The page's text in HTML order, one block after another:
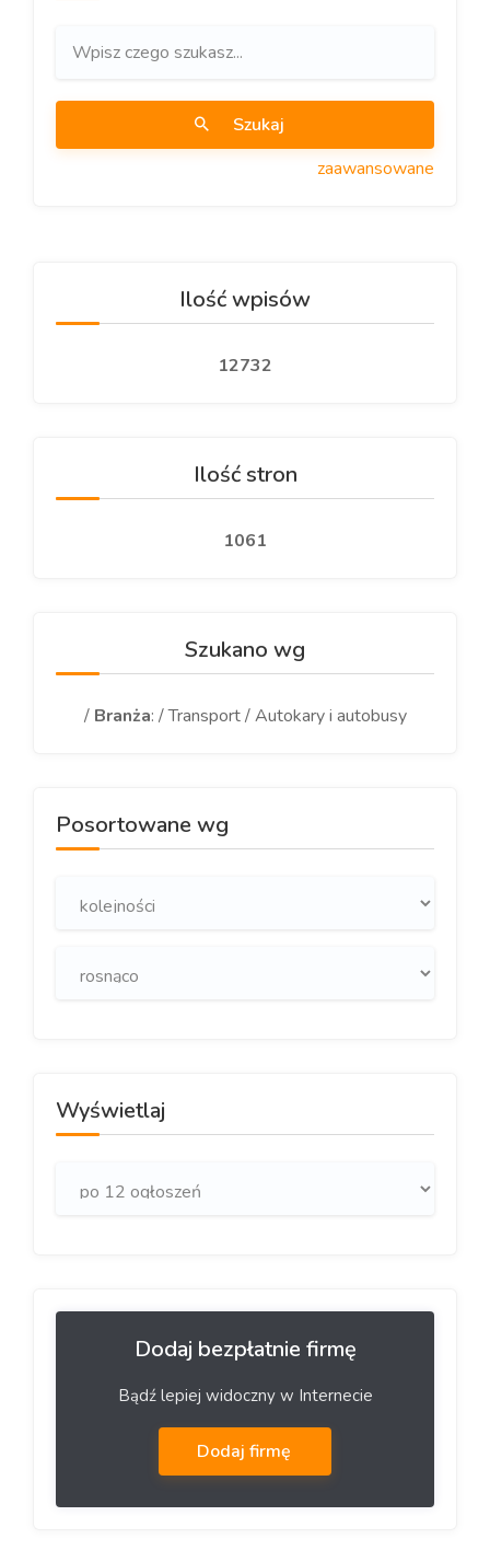
Szukaj
zaawansowane
Ilość wpisów
12732
Ilość stron
1061
Szukano wg
/ Branża: / Transport / Autokary i autobusy
Posortowane wg
Wyświetlaj
Dodaj bezpłatnie firmę
Bądź lepiej widoczny w Internecie
Dodaj firmę